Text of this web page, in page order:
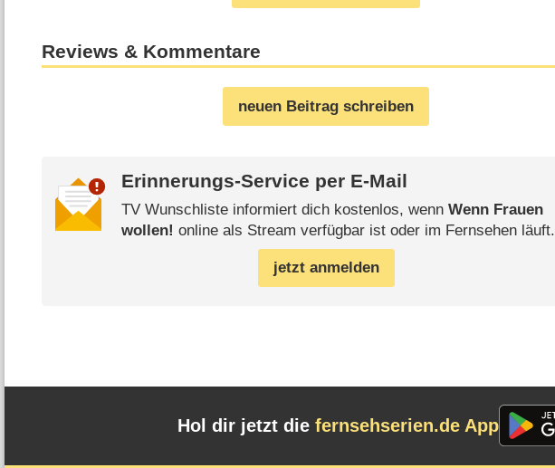
Reviews & Kommentare
neuen Beitrag schreiben
Erinnerungs-Service per E-Mail
TV Wunschliste informiert dich kostenlos, wenn Wenn Frauen
wollen! online als Stream verfügbar ist oder im Fernsehen läuft.
jetzt anmelden
Hol dir jetzt die fernsehserien.de App